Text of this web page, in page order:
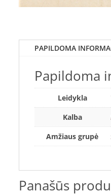
PAPILDOMA
Papildoma
Leidykla
Kalba
Amžiaus grupė
Panašūs